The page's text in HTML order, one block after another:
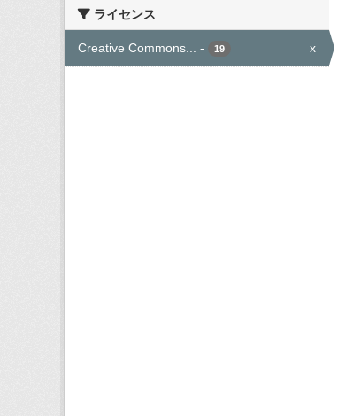
ライセンス
Creative Commons... - 19 x